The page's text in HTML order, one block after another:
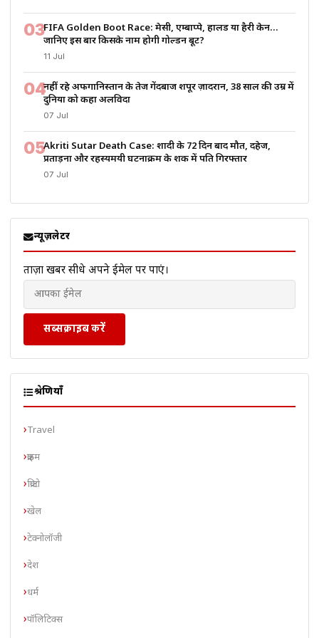
03FIFA Golden Boot Race: मेसी, एम्बाप्पे, हालैंड या हैरी केन…
जानिए इस बार किसके नाम होगी गोल्डन बूट?
11 Jul
04नहीं रहे अफगानिस्तान के तेज गेंदबाज शपूर ज़ादरान, 38 साल की उम्र में
दुनिया को कहा अलविदा
07 Jul
05Akriti Sutar Death Case: शादी के 72 दिन बाद मौत, दहेज,
प्रताड़ना और रहस्यमयी घटनाक्रम के शक में पति गिरफ्तार
07 Jul
न्यूज़लेटर
ताज़ा खबरें सीधे अपने ईमेल पर पाएं।
सब्सक्राइब करें
श्रेणियाँ
Travel
क्राइम
क्रिप्टो
खेल
टेक्नोलॉजी
देश
धर्म
पॉलिटिक्स